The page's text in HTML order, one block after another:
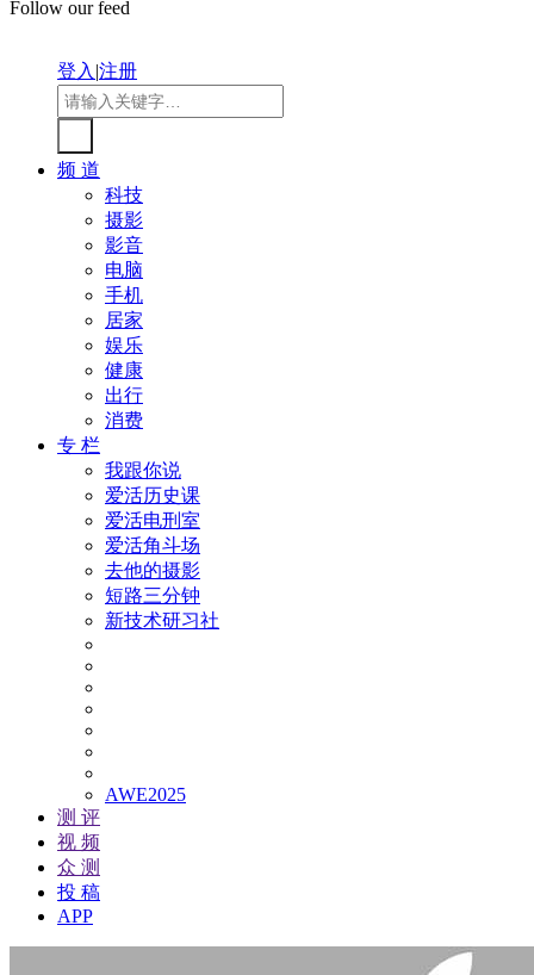
Follow our feed
登入|注册
频 道
科技
摄影
影音
电脑
手机
居家
娱乐
健康
出行
消费
专 栏
我跟你说
爱活历史课
爱活电刑室
爱活角斗场
去他的摄影
短路三分钟
新技术研习社
AWE2025
测 评
视 频
众 测
投 稿
APP